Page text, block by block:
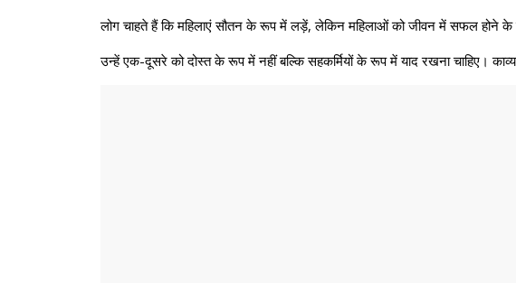
लोग चाहते हैं कि महिलाएं सौतन के रूप में लड़ें, लेकिन महिलाओं को जीवन में सफल होने
उन्हें एक-दूसरे को दोस्त के रूप में नहीं बल्कि सहकर्मियों के रूप में याद रखना चाहिए।